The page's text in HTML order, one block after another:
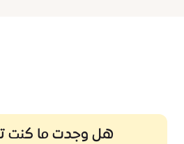
هل وجدت ما كنت